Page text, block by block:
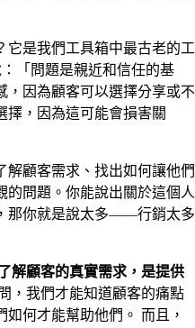
它是我們工具箱中最古老的工
：「問題是親近和信任的基
，因為顧客可以選擇分享或不
擇，因為這可能會損害關
解顧客需求、找出如何讓他們
的問題。你能說出關於這個人
那你就是說太多——行銷太多
解顧客的真實需求，是提供
，我們才能知道顧客的痛點
何才能幫助他們。 而且，